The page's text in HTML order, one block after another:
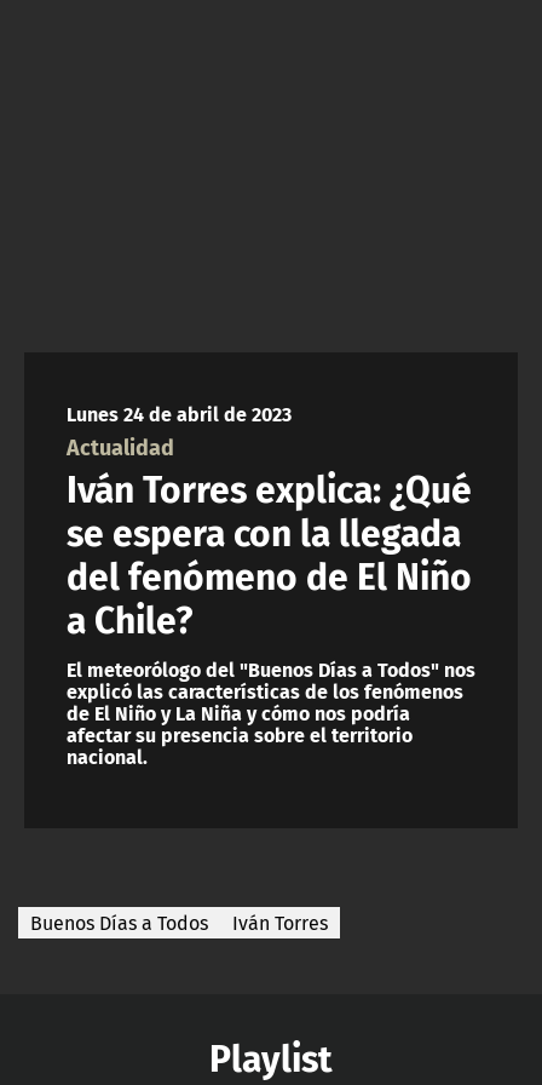
Lunes 24 de abril de 2023
Actualidad
Iván Torres explica: ¿Qué
se espera con la llegada
del fenómeno de El Niño
a Chile?
El meteorólogo del "Buenos Días a Todos" nos
explicó las características de los fenómenos
de El Niño y La Niña y cómo nos podría
afectar su presencia sobre el territorio
nacional.
Buenos Días a Todos Iván Torres
Playlist